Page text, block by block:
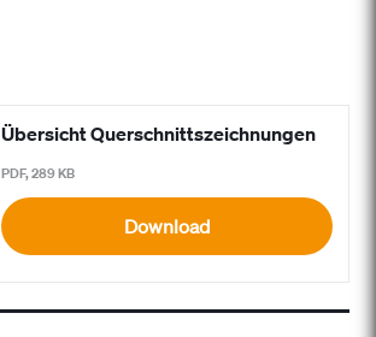
Übersicht Querschnittszeichnungen
PDF, 289 KB
Download